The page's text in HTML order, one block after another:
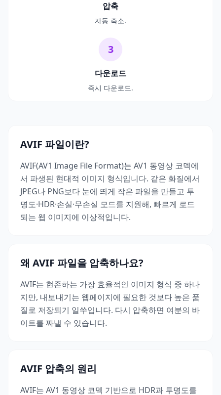
압축
자동 축소.
3
다운로드
즉시 다운로드.
AVIF 파일이란?
AVIF(AV1 Image File Format)는 AV1 동영상 코덱에
서 파생된 현대적 이미지 형식입니다. 같은 화질에서
JPEG나 PNG보다 눈에 띄게 작은 파일을 만들고 투
명도·HDR·손실·무손실 모드를 지원해, 빠르게 로드
되는 웹 이미지에 이상적입니다.
왜 AVIF 파일을 압축하나요?
AVIF는 현존하는 가장 효율적인 이미지 형식 중 하나
지만, 내보내기는 웹페이지에 필요한 것보다 높은 품
질로 저장되기 일쑤입니다. 다시 압축하면 여분의 바
이트를 짜낼 수 있습니다.
AVIF 압축의 원리
AVIF는 AV1 동영상 코덱 기반으로 HDR과 투명도를